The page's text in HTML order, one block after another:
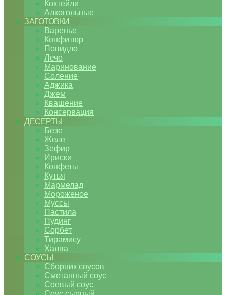
Коктейли
Алкогольные
ЗАГОТОВКИ
Варенье
Конфитюр
Повидло
Лечо
Маринование
Соление
Аджика
Джем
Квашение
Консервация
ДЕСЕРТЫ
Безе
Желе
Зефир
Ириски
Конфеты
Кутья
Мармелад
Мороженое
Муссы
Пастила
Пудинг
Сорбет
Тирамису
Халва
СОУСЫ
Сборник соусов
Сметанный соус
Соевый соус